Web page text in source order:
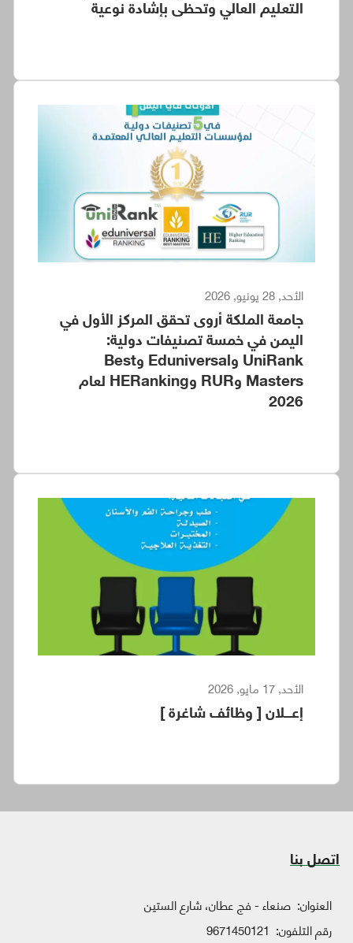
التعليم العالي وتحظى بإشادة نوعية
الأحد, 28 يونيو, 2026
جامعة الملكة أروى تحقق المركز الأول في
اليمن في خمسة تصنيفات دولية:
UniRank وEduniversal وBest
Masters وRUR وHERanking لعام
2026
الأحد, 17 مايو, 2026
إعـــلان [ وظائف شاغرة ]
اتصل بنا
العنوان: صنعاء - فج عطان، شارع الستين
رقم التلفون: 9671450121